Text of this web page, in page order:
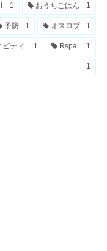
1 おうちごはん 1
予防 1 オスロブ 1
ビティ 1 Rspa 1
1